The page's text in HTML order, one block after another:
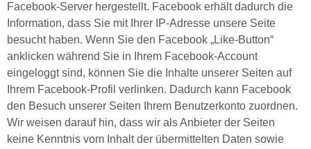
Facebook-Server hergestellt. Facebook erhält dadurch die
Information, dass Sie mit Ihrer IP-Adresse unsere Seite
besucht haben. Wenn Sie den Facebook „Like-Button“
anklicken während Sie in Ihrem Facebook-Account
eingeloggt sind, können Sie die Inhalte unserer Seiten auf
Ihrem Facebook-Profil verlinken. Dadurch kann Facebook
den Besuch unserer Seiten Ihrem Benutzerkonto zuordnen.
Wir weisen darauf hin, dass wir als Anbieter der Seiten
keine Kenntnis vom Inhalt der übermittelten Daten sowie